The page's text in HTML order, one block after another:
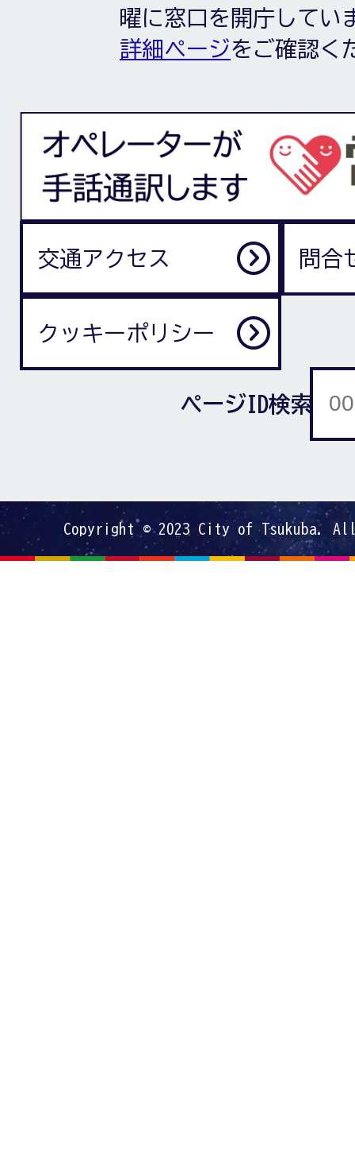
曜に窓口を開庁してい
詳細ページをご確認く
交通アクセス 問合
クッキーポリシー
ページID検索
Copyright © 2023 City of Tsukuba.